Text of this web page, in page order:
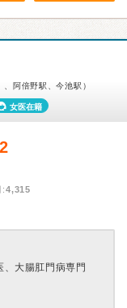
阿倍野駅、今池駅）
女医在籍
:4,315
大腸肛門病専門